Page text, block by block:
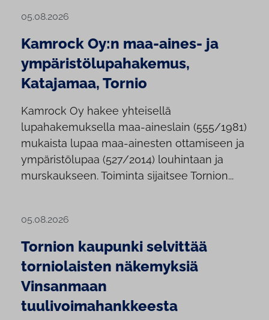
05.08.2026
Kamrock Oy:n maa-aines- ja
ympäristölupahakemus,
Katajamaa, Tornio
Kamrock Oy hakee yhteisellä
lupahakemuksella maa-aineslain (555/1981)
mukaista lupaa maa-ainesten ottamiseen ja
ympäristölupaa (527/2014) louhintaan ja
murskaukseen. Toiminta sijaitsee Tornion...
05.08.2026
Tornion kaupunki selvittää
torniolaisten näkemyksiä
Vinsanmaan
tuulivoimahankkeesta